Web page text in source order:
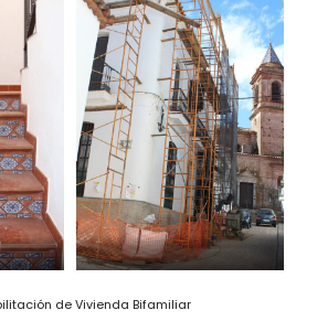
de Vivienda Bifamiliar